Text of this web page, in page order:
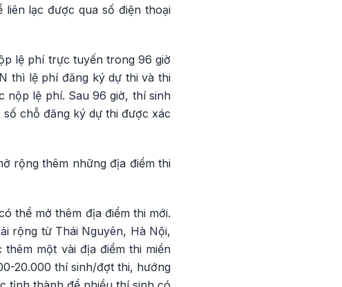
lạc được qua số điện thoại
lệ phí trực tuyến trong 96 giờ
thì lệ phí đăng ký dự thi và thi
nộp lệ phí. Sau 96 giờ, thí sinh
chỗ đăng ký dự thi được xác
rộng thêm những địa điểm thi
thể mở thêm địa điểm thi mới.
rộng từ Thái Nguyên, Hà Nội,
một vài địa điểm thi miền
20.000 thí sinh/đợt thi, hướng